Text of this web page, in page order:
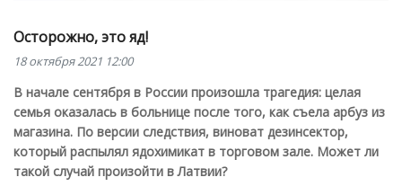
Осторожно, это яд!
18 октября 2021 12:00
В начале сентября в России произошла трагедия: целая
семья оказалась в больнице после того, как съела арбуз из
магазина. По версии следствия, виноват дезинсектор,
который распылял ядохимикат в торговом зале. Может ли
такой случай произойти в Латвии?